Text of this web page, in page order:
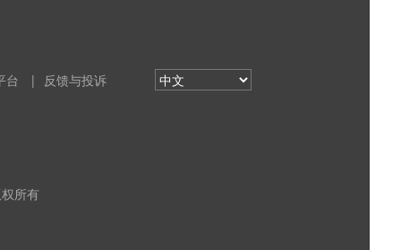
台 | 反馈与投诉
所有